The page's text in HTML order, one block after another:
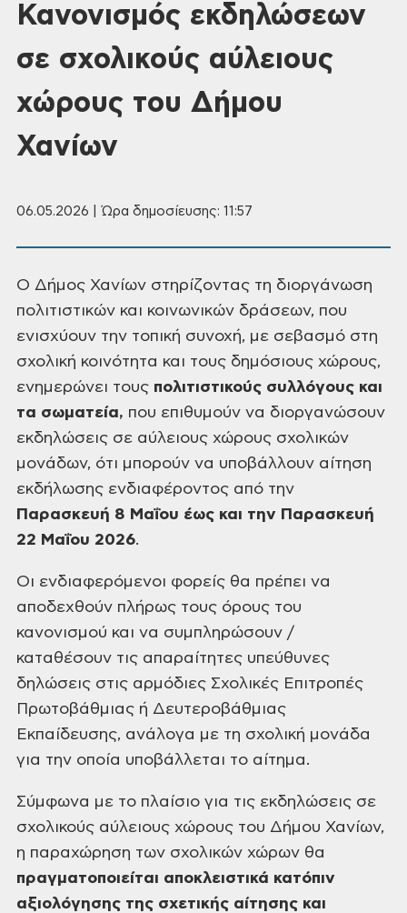
Κανονισμός εκδηλώσεων
σε σχολικούς αύλειους
χώρους του Δήμου
Χανίων
06.05.2026 | Ώρα δημοσίευσης: 11:57
Ο Δήμος Χανίων στηρίζοντας τη διοργάνωση
πολιτιστικών και κοινωνικών δράσεων, που
ενισχύουν την τοπική συνοχή, με σεβασμό στη
σχολική κοινότητα και τους δημόσιους χώρους,
ενημερώνει τους πολιτιστικούς συλλόγους και
τα σωματεία, που επιθυμούν να διοργανώσουν
εκδηλώσεις σε αύλειους χώρους σχολικών
μονάδων, ότι μπορούν να υποβάλλουν αίτηση
εκδήλωσης ενδιαφέροντος από την
Παρασκευή 8 Μαΐου έως και την Παρασκευή
22 Μαΐου 2026.
Οι ενδιαφερόμενοι φορείς θα πρέπει να
αποδεχθούν πλήρως τους όρους του
κανονισμού και να συμπληρώσουν /
καταθέσουν τις απαραίτητες υπεύθυνες
δηλώσεις στις αρμόδιες Σχολικές Επιτροπές
Πρωτοβάθμιας ή Δευτεροβάθμιας
Εκπαίδευσης, ανάλογα με τη σχολική μονάδα
για την οποία υποβάλλεται το αίτημα.
Σύμφωνα με το πλαίσιο για τις εκδηλώσεις σε
σχολικούς αύλειους χώρους του Δήμου Χανίων,
η παραχώρηση των σχολικών χώρων θα
πραγματοποιείται αποκλειστικά κατόπιν
αξιολόγησης της σχετικής αίτησης και